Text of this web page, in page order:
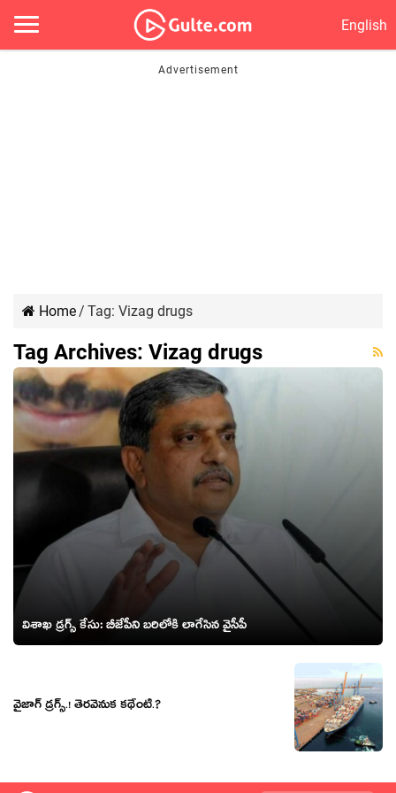
English
Home/ Tag: Vizag drugs
Tag Archives: Vizag drugs
విశాఖ డ్ర‌గ్స్ కేసు: బీజేపీని బ‌రిలోకి లాగేసిన వైసీపీ
వైజాగ్ డ్రగ్స్.! తెరవెనుక కథేంటి.?